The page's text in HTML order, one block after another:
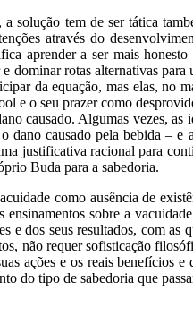
solução tem de ser tática
através do
aprender a ser mais
dominar rotas alternativas
da equação, mas elas, no
e o seu prazer como
causado. Algumas vezes,
dano causado pela bebida – e
justificativa racional para
Buda para a sabedoria.
como ausência de
ensinamentos sobre a
e dos seus resultados, com
não requer sofisticação
ações e os reais benefícios
do tipo de sabedoria que